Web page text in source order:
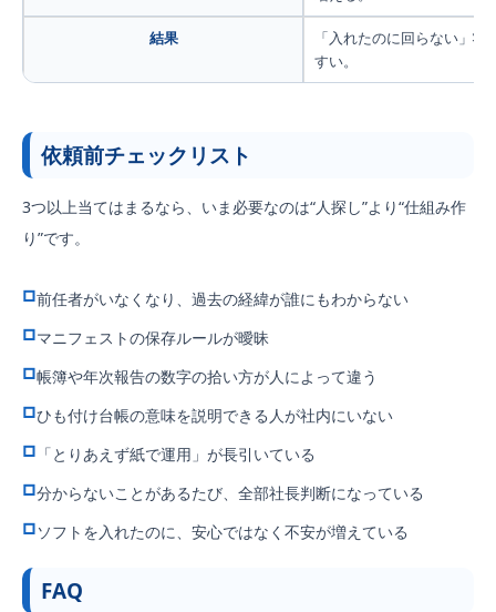
結果
「入れたのに回らない」状
すい。
依頼前チェックリスト
3つ以上当てはまるなら、いま必要なのは“人探し”より“仕組み作
り”です。
前任者がいなくなり、過去の経緯が誰にもわからない
マニフェストの保存ルールが曖昧
帳簿や年次報告の数字の拾い方が人によって違う
ひも付け台帳の意味を説明できる人が社内にいない
「とりあえず紙で運用」が長引いている
分からないことがあるたび、全部社長判断になっている
ソフトを入れたのに、安心ではなく不安が増えている
FAQ